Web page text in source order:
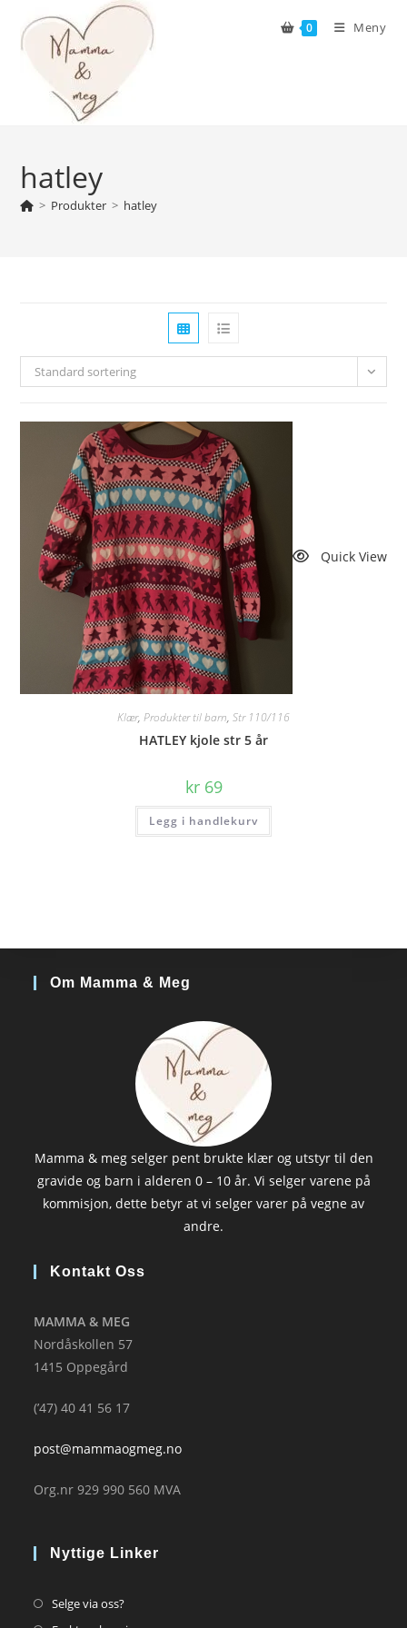
content
0 Meny
hatley
> Produkter > hatley
Standard sortering
Quick View
Klær, Produkter til barn, Str 110/116
HATLEY kjole str 5 år
kr69
Legg i handlekurv
Om Mamma & Meg
Mamma & meg selger pent brukte klær og utstyr til den
gravide og barn i alderen 0 – 10 år. Vi selger varene på
kommisjon, dette betyr at vi selger varer på vegne av
andre.
Kontakt Oss
MAMMA & MEG
Nordåskollen 57
1415 Oppegård
(’47) 40 41 56 17
post@mammaogmeg.no
Org.nr 929 990 560 MVA
Nyttige Linker
Selge via oss?Opens
in